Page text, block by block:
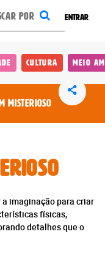
ENTRAR
Cultura Meio
Misterioso
imaginação para criar
físicas,
detalhes que o